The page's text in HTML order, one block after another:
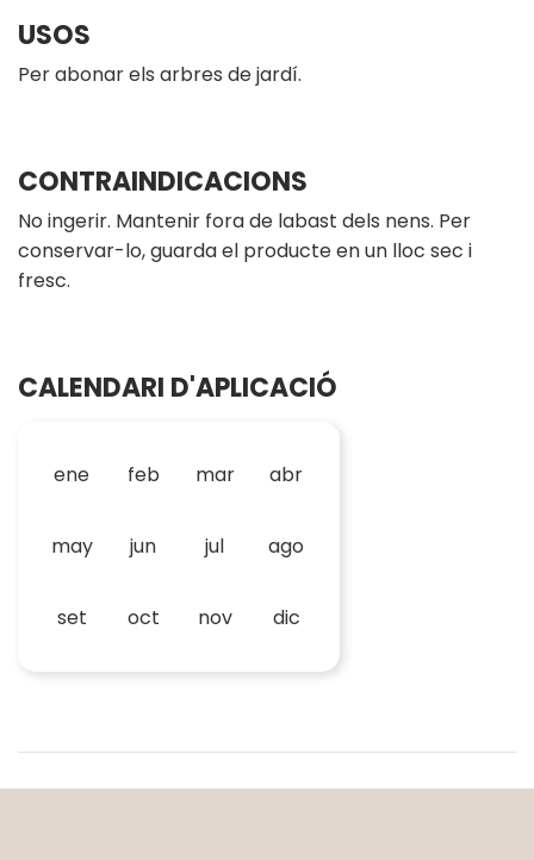
USOS
Per abonar els arbres de jardí.
CONTRAINDICACIONS
No ingerir. Mantenir fora de labast dels nens. Per
conservar-lo, guarda el producte en un lloc sec i
fresc.
CALENDARI D'APLICACIÓ
ene feb mar abr
may jun jul ago
set oct nov dic